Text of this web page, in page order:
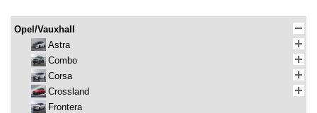
Opel/Vauxhall
Astra
Combo
Corsa
Crossland
Frontera